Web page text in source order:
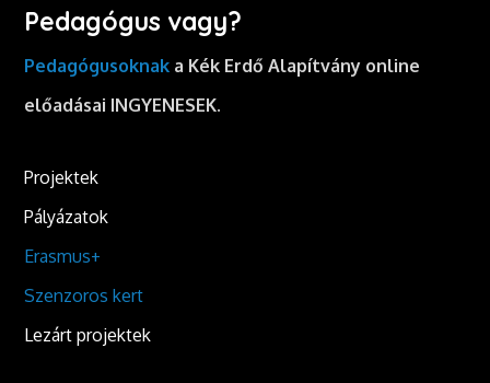
Pedagógus vagy?
Pedagógusoknak a Kék Erdő Alapítvány online
előadásai INGYENESEK.
Projektek
Pályázatok
Erasmus+
Szenzoros kert
Lezárt projektek